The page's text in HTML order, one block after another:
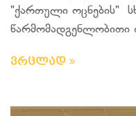
"ქართული ოცნების"
წარმომადგენლობითი
ვრცლად